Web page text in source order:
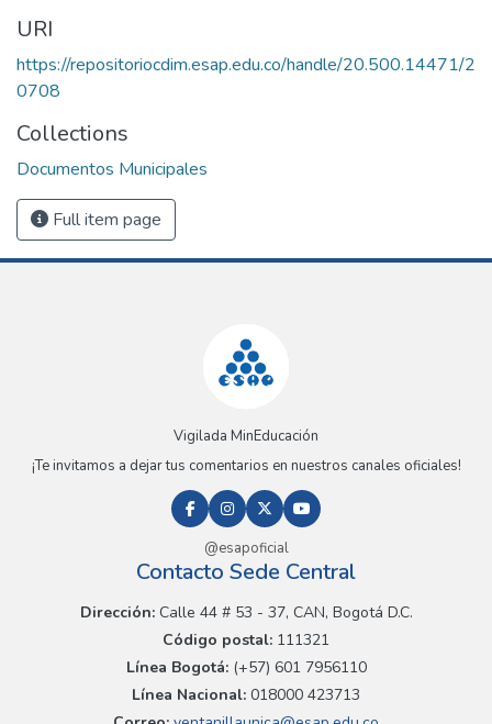
URI
https://repositoriocdim.esap.edu.co/handle/20.500.14471/2
0708
Collections
Documentos Municipales
Full item page
Vigilada MinEducación
¡Te invitamos a dejar tus comentarios en nuestros canales oficiales!
@esapoficial
Contacto Sede Central
Dirección:Calle 44 # 53 - 37, CAN, Bogotá D.C.
Código postal: 111321
Línea Bogotá:(+57) 601 7956110
Línea Nacional: 018000 423713